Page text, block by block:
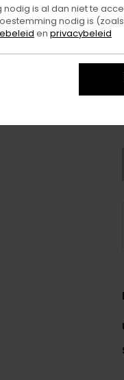
is al dan niet te
nodig is
en privacybeleid